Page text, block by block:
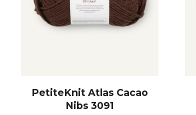
PetiteKnit Atlas Cacao
Nibs 3091